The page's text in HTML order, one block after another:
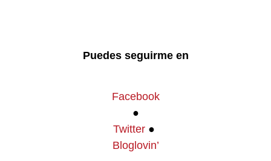
Puedes seguirme en
Facebook
●
Twitter ●
Bloglovin’